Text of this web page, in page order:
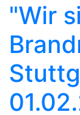
"Wir